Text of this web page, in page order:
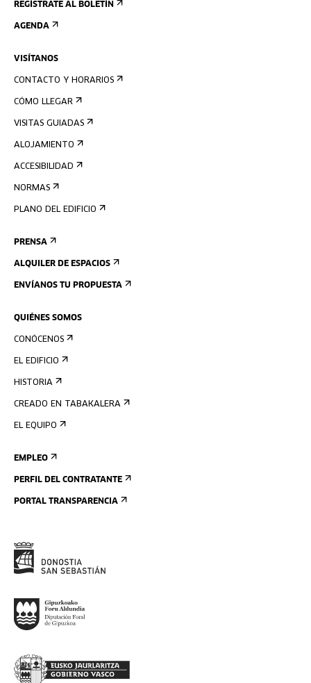
REGÍSTRATE AL BOLETÍN
AGENDA
VISÍTANOS
CONTACTO Y HORARIOS
CÓMO LLEGAR
VISITAS GUIADAS
ALOJAMIENTO
ACCESIBILIDAD
NORMAS
PLANO DEL EDIFICIO
PRENSA
ALQUILER DE ESPACIOS
ENVÍANOS TU PROPUESTA
QUIÉNES SOMOS
CONÓCENOS
EL EDIFICIO
HISTORIA
CREADO EN TABAKALERA
EL EQUIPO
EMPLEO
PERFIL DEL CONTRATANTE
PORTAL TRANSPARENCIA